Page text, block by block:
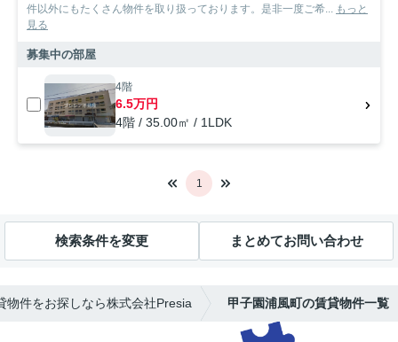
件以外にもたくさん物件を取り扱っております。是非一度ご希... もっと
見る
募集中の部屋
4階
6.5万円
4階 / 35.00㎡ / 1LDK
1
検索条件を変更 まとめてお問い合わせ
物件をお探しなら株式会社Presia 甲子園浦風町の賃貸物件一覧